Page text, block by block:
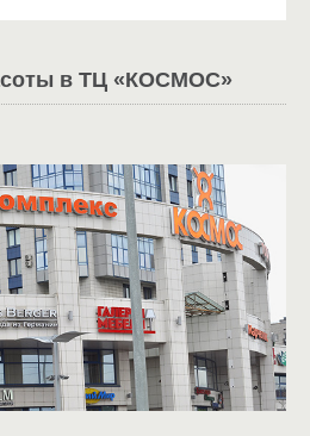
в ТЦ «КОСМОС»